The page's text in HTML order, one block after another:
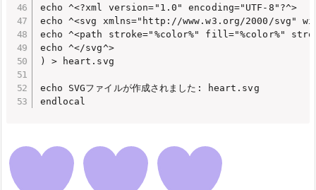
echo ^<?xml version="1.0" encoding="UTF-8"?^>
echo ^<svg xmlns="http://www.w3.org/2000/svg"
echo ^<path stroke="%color%" fill="%color%"
echo ^</svg^>
) > heart.svg
echo SVGファイルが作成されました: heart.svg